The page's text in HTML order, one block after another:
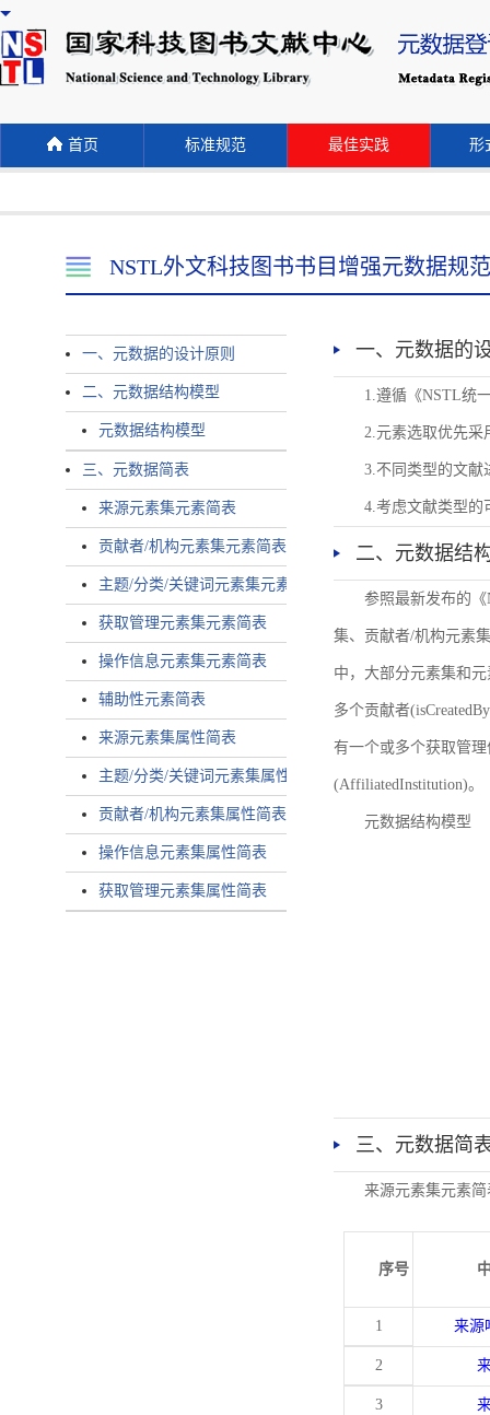
首页 标准规范 最佳实践 形
NSTL外文科技图书书目增强元数据规范
一、元数据的设计原则
二、元数据结构模型
元数据结构模型
三、元数据简表
来源元素集元素简表
贡献者/机构元素集元素简表
主题/分类/关键词元素集元素简表
获取管理元素集元素简表
操作信息元素集元素简表
辅助性元素简表
来源元素集属性简表
主题/分类/关键词元素集属性简表
贡献者/机构元素集属性简表
操作信息元素集属性简表
获取管理元素集属性简表
一、元数据的
1.遵循《NSTL统
2.元素选取优先采
3.不同类型的文献
4.考虑文献类型的
二、元数据结
参照最新发布的
集、贡献者/机构元素
中，大部分元素集和
多个贡献者
有一个或多个获取管理
(AffiliatedInstitution)。
元数据结构模型
三、元数据简
来源元素集元素简
序号
1 来源
2
3